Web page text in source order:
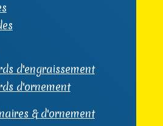
d'engraissement
d'ornement
& d'ornement